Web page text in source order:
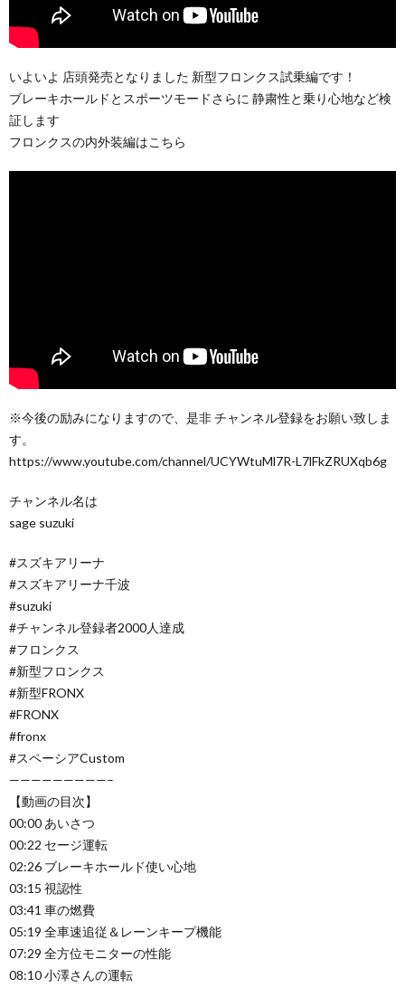
いよいよ 店頭発売となりました 新型フロンクス試乗編です！
ブレーキホールドとスポーツモードさらに 静粛性と乗り心地など検
証します
フロンクスの内外装編はこちら
※今後の励みになりますので、是非 チャンネル登録をお願い致しま
す。
https://www.youtube.com/channel/UCYWtuMl7R-L7lFkZRUXqb6g
チャンネル名は
sage suzuki
#スズキアリーナ
#スズキアリーナ千波
#suzuki
#チャンネル登録者2000人達成
#フロンクス
#新型フロンクス
#新型FRONX
#FRONX
#fronx
#スペーシアCustom
—————————–
【動画の目次】
00:00 あいさつ
00:22 セージ運転
02:26 ブレーキホールド使い心地
03:15 視認性
03:41 車の燃費
05:19 全車速追従＆レーンキープ機能
07:29 全方位モニターの性能
08:10 小澤さんの運転